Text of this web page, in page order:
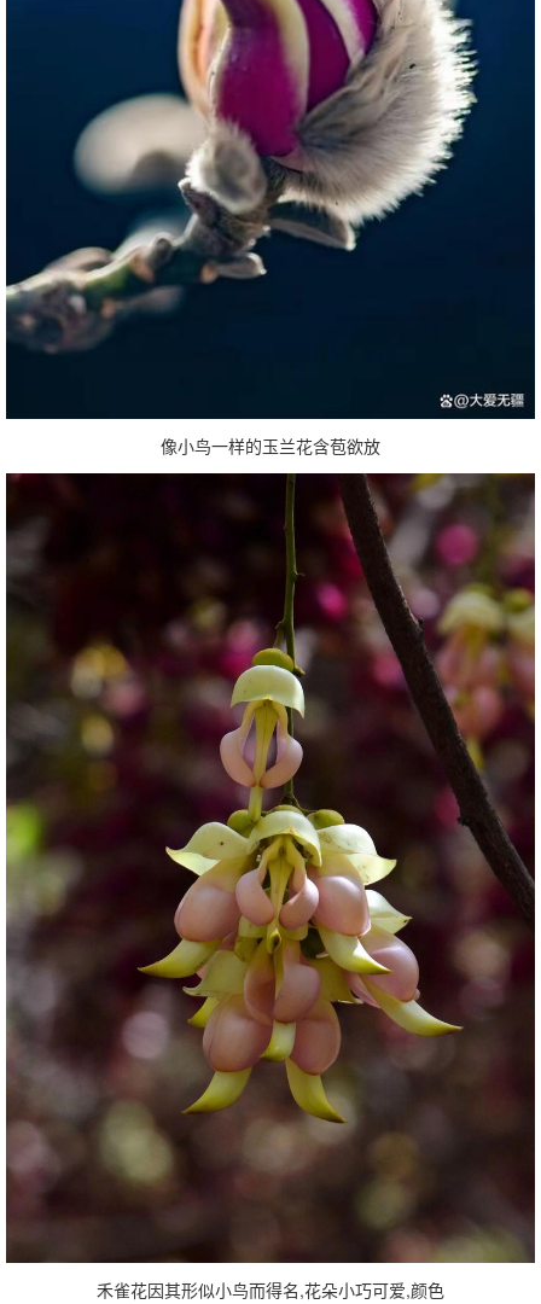
像小鸟一样的玉兰花含苞欲放
禾雀花因其形似小鸟而得名,花朵小巧可爱,颜色